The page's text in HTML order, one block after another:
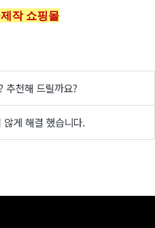
작 쇼핑몰
추천해 드릴까요?
게 해결 했습니다.